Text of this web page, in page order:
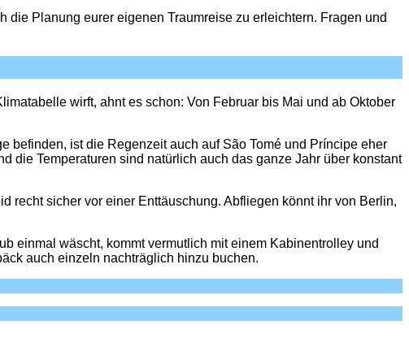
Planung eurer eigenen Traumreise zu erleichtern. Fragen und
wirft, ahnt es schon: Von Februar bis Mai und ab Oktober
ist die Regenzeit auch auf São Tomé und Príncipe eher
die Temperaturen sind natürlich auch das ganze Jahr über konstant
recht sicher vor einer Enttäuschung. Abfliegen könnt ihr von Berlin,
einmal wäscht, kommt vermutlich mit einem Kabinentrolley und
auch einzeln nachträglich hinzu buchen.